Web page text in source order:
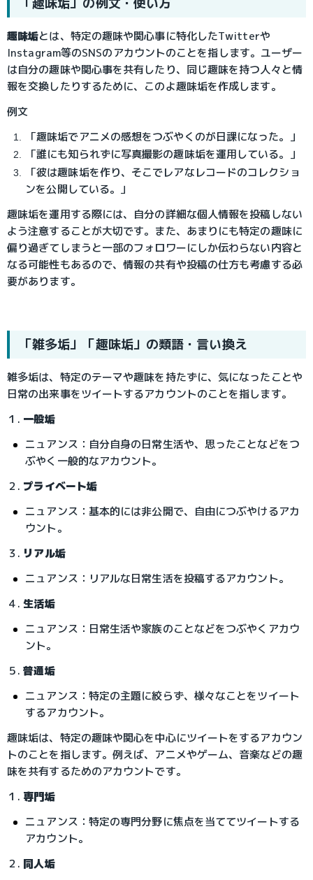
趣味垢とは、特定の趣味や関心事に特化したTwitterや
Instagram等のSNSのアカウントのことを指します。ユーザー
は自分の趣味や関心事を共有したり、同じ趣味を持つ人々と情
報を交換したりするために、このよ趣味垢を作成します。
例文
「趣味垢でアニメの感想をつぶやくのが日課になった。」
「誰にも知られずに写真撮影の趣味垢を運用している。」
「彼は趣味垢を作り、そこでレアなレコードのコレクショ
ンを公開している。」
趣味垢を運用する際には、自分の詳細な個人情報を投稿しない
よう注意することが大切です。また、あまりにも特定の趣味に
偏り過ぎてしまうと一部のフォロワーにしか伝わらない内容と
なる可能性もあるので、情報の共有や投稿の仕方も考慮する必
要があります。
「雑多垢」「趣味垢」の類語・言い換え
雑多垢は、特定のテーマや趣味を持たずに、気になったことや
日常の出来事をツイートするアカウントのことを指します。
１. 一般垢
ニュアンス：自分自身の日常生活や、思ったことなどをつ
ぶやく一般的なアカウント。
２. プライベート垢
ニュアンス：基本的には非公開で、自由につぶやけるアカ
ウント。
３. リアル垢
ニュアンス：リアルな日常生活を投稿するアカウント。
４. 生活垢
ニュアンス：日常生活や家族のことなどをつぶやくアカウ
ント。
５. 普通垢
ニュアンス：特定の主題に絞らず、様々なことをツイート
するアカウント。
趣味垢は、特定の趣味や関心を中心にツイートをするアカウン
トのことを指します。例えば、アニメやゲーム、音楽などの趣
味を共有するためのアカウントです。
１. 専門垢
ニュアンス：特定の専門分野に焦点を当ててツイートする
アカウント。
２. 同人垢